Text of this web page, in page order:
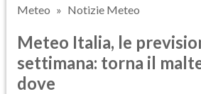
Meteo Notizie Meteo
Meteo Italia, le
settimana: torna il
dove